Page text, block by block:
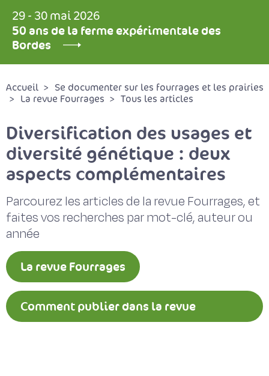
29 - 30 mai 2026
50 ans de la ferme expérimentale des
Bordes
Accueil
Se documenter sur les fourrages et les prairies
La revue Fourrages
Tous les articles
Diversification des usages et
diversité génétique : deux
aspects complémentaires
Parcourez les articles de la revue Fourrages, et
faites vos recherches par mot-clé, auteur ou
année
La revue Fourrages
Comment publier dans la revue